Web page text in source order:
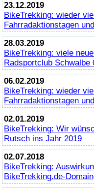
23.12.2019
BikeTrekking: wieder
Fahrradaktionstagen
28.03.2019
BikeTrekking: viele
Radsportclub Schwalbe
06.02.2019
BikeTrekking: wieder
Fahrradaktionstagen
02.01.2019
BikeTrekking: Wir
Rutsch ins Jahr 2019
02.07.2018
BikeTrekking:
BikeTrekking.de-